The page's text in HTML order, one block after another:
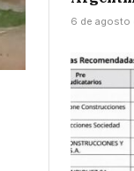
6 de agosto